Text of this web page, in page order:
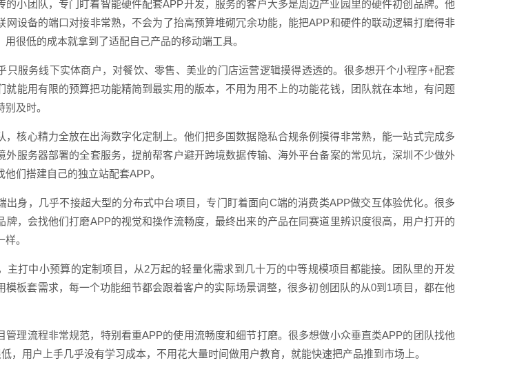
的小团队，专门盯着智能硬件配套APP开发，服务的客户大多是周边产业园里的硬件初创品牌。他
网设备的端口对接非常熟，不会为了抬高预算堆砌冗余功能，能把APP和硬件的联动逻辑打磨得非
很低的成本就拿到了适配自己产品的移动端工具。
只服务线下实体商户，对餐饮、零售、美业的门店运营逻辑摸得透透的。很多想开个小程序+配套
就能用有限的预算把功能精简到最实用的版本，不用为用不上的功能花钱，团队就在本地，有问题
及时。
，核心精力全放在出海数字化定制上。他们把多国数据隐私合规条例摸得非常熟，能一站式完成多
外服务器部署的全套服务，提前帮客户避开跨境数据传输、海外平台备案的常见坑，深圳不少做外
们搭建自己的独立站配套APP。
出身，几乎不接超大型的分布式中台项目，专门盯着面向C端的消费类APP做交互体验优化。很多
牌，会找他们打磨APP的视觉和操作流畅度，最终出来的产品在同赛道里辨识度很高，用户打开的
。
主打中小预算的定制项目，从2万起的轻量化需求到几十万的中等规模项目都能接。团队里的开发
模板套需求，每一个功能细节都会跟着客户的实际场景调整，很多初创团队的从0到1项目，都在他
管理流程非常规范，特别看重APP的使用流畅度和细节打磨。很多想做小众垂直类APP的团队找他
，用户上手几乎没有学习成本，不用花大量时间做用户教育，就能快速把产品推到市场上。